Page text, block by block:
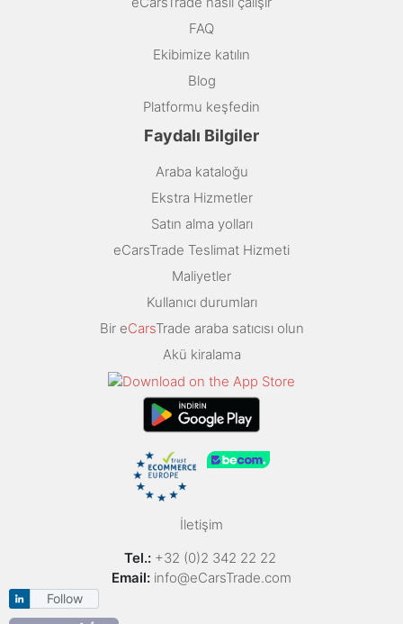
FAQ
Ekibimize katılın
Blog
Platformu keşfedin
Faydalı Bilgiler
Araba kataloğu
Ekstra Hizmetler
Satın alma yolları
eCarsTrade Teslimat Hizmeti
Maliyetler
Kullanıcı durumları
Bir eCarsTrade araba satıcısı olun
Akü kiralama
İletişim
Tel.: +32 (0)2 342 22 22
Email: info@eCarsTrade.com
Follow